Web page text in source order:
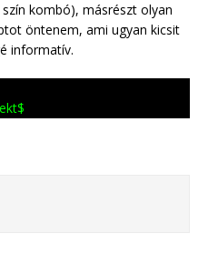
kombó), másrészt olyan
öntenem, ami ugyan kicsit
informatív.